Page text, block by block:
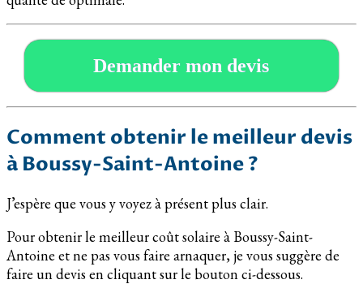
Demander mon devis
Comment obtenir le meilleur devis
à Boussy-Saint-Antoine ?
J’espère que vous y voyez à présent plus clair.
Pour obtenir le meilleur coût solaire à Boussy-Saint-
Antoine et ne pas vous faire arnaquer, je vous suggère de
faire un devis en cliquant sur le bouton ci-dessous.